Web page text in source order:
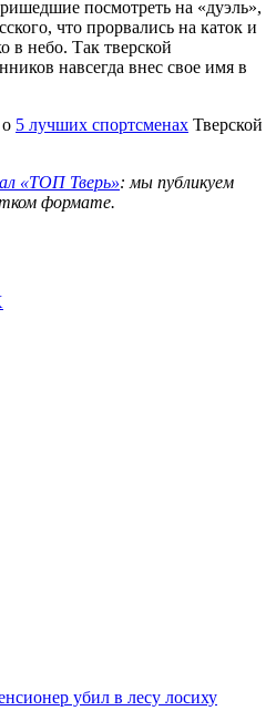
посмотреть на «дуэль»,
что прорвались на каток и
в небо. Так тверской
навсегда внес свое имя в
5 лучших спортсменах Тверской
«ТОП Тверь»: мы публикуем
формате.
убил в лесу лосиху